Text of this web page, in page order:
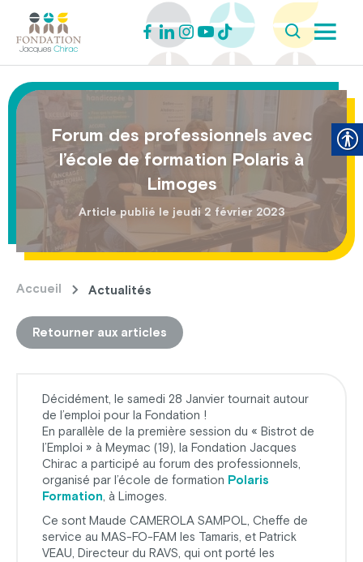
Forum des professionnels avec
l’école de formation Polaris à
Limoges
Article publié le jeudi 2 février 2023
Accueil Actualités
Retourner aux articles
Décidément, le samedi 28 Janvier tournait autour
de l’emploi pour la Fondation !
En parallèle de la première session du « Bistrot de
l’Emploi » à Meymac (19), la Fondation Jacques
Chirac a participé au forum des professionnels,
organisé par l’école de formation Polaris
Formation , à Limoges.
Ce sont Maude CAMEROLA SAMPOL, Cheffe de
service au MAS-FO-FAM les Tamaris, et Patrick
VEAU, Directeur du RAVS, qui ont porté les